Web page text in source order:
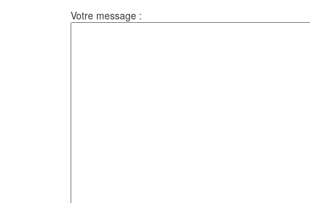
Votre message :